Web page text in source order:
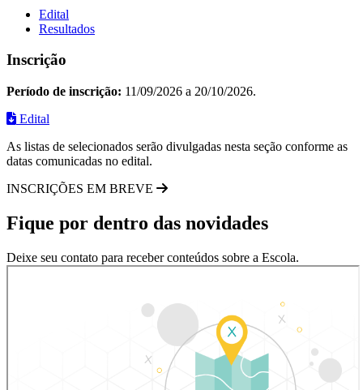
Edital
Resultados
Inscrição
Período de inscrição: 11/09/2026 a 20/10/2026.
Edital
As listas de selecionados serão divulgadas nesta seção conforme as
datas comunicadas no edital.
INSCRIÇÕES EM BREVE
Fique por dentro das novidades
Deixe seu contato para receber conteúdos sobre a Escola.